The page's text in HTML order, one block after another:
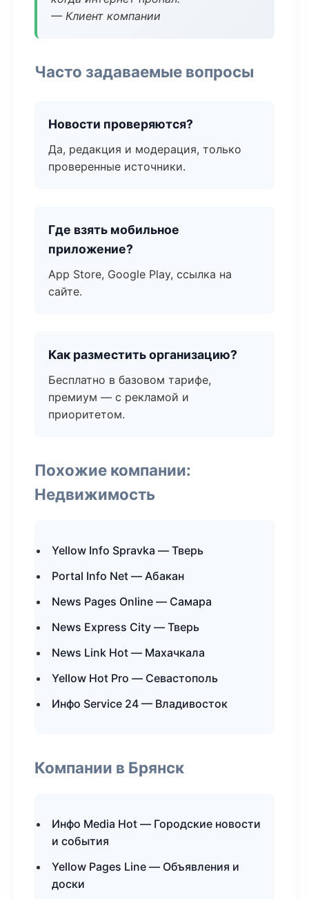
— Клиент компании
Часто задаваемые вопросы
Новости проверяются?
Да, редакция и модерация, только
проверенные источники.
Где взять мобильное
приложение?
App Store, Google Play, ссылка на
сайте.
Как разместить организацию?
Бесплатно в базовом тарифе,
премиум — с рекламой и
приоритетом.
Похожие компании:
Недвижимость
Yellow Info Spravka — Тверь
Portal Info Net — Абакан
News Pages Online — Самара
News Express City — Тверь
News Link Hot — Махачкала
Yellow Hot Pro — Севастополь
Инфо Service 24 — Владивосток
Компании в Брянск
Инфо Media Hot — Городские новости
и события
Yellow Pages Line — Объявления и
доски